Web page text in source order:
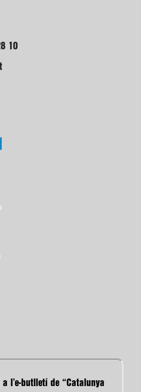
10
l’e-butlletí de “Catalunya